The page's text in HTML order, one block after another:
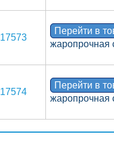
17573
Перейти в
жаропрочная
17574
Перейти в
жаропрочная